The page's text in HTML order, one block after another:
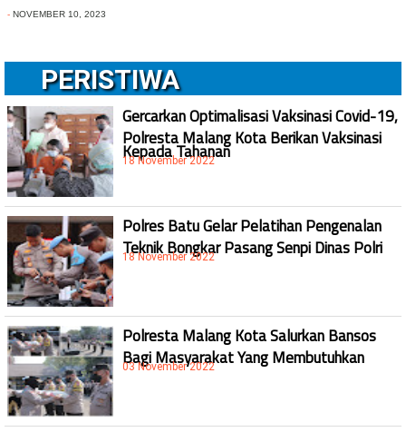
- NOVEMBER 10, 2023
PERISTIWA
Gercarkan Optimalisasi Vaksinasi Covid-19,
Polresta Malang Kota Berikan Vaksinasi
Kepada Tahanan
18 November 2022
Polres Batu Gelar Pelatihan Pengenalan
Teknik Bongkar Pasang Senpi Dinas Polri
18 November 2022
Polresta Malang Kota Salurkan Bansos
Bagi Masyarakat Yang Membutuhkan
03 November 2022